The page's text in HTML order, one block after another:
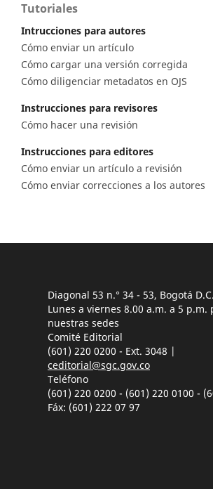
Tutoriales
Intrucciones para autores
Cómo enviar un artículo
Cómo cargar una versión corregida
Cómo diligenciar metadatos en OJS
Instrucciones para revisores
Cómo hacer una revisión
Instrucciones para editores
Cómo enviar un artículo a revisión
Cómo enviar correcciones a los autores
Diagonal 53 n.° 34 - 53, Bogotá
Lunes a viernes 8.00 a.m. a 5 p.m.
nuestras sedes
Comité Editorial
(601) 220 0200 - Ext. 3048 |
ceditorial@sgc.gov.co
Teléfono
(601) 220 0200 - (601) 220 0100 -
Fáx: (601) 222 07 97